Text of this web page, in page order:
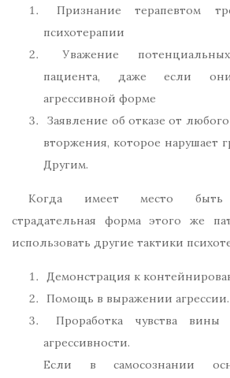
Признание терапевтом
психотерапии
Уважение
пациента, даже если
агрессивной форме
Заявление об отказе от
вторжения, которое нарушает
Другим.
Когда имеет место быть
страдательная форма этого же
использовать другие тактики
Демонстрация к
Помощь в выражении агрессии.
Проработка чувства
агрессивности.
Если в самосознании